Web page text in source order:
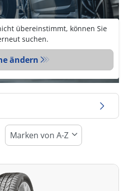
übereinstimmt, können Sie
suchen.
ändern